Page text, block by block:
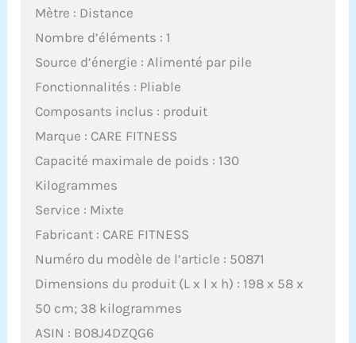
Mètre : Distance
Nombre d’éléments : 1
Source d’énergie : Alimenté par pile
Fonctionnalités : Pliable
Composants inclus : produit
Marque : CARE FITNESS
Capacité maximale de poids : 130
Kilogrammes
Service : Mixte
Fabricant : CARE FITNESS
Numéro du modèle de l’article : 50871
Dimensions du produit (L x l x h) : 198 x 58 x
50 cm; 38 kilogrammes
ASIN : B08J4DZQG6